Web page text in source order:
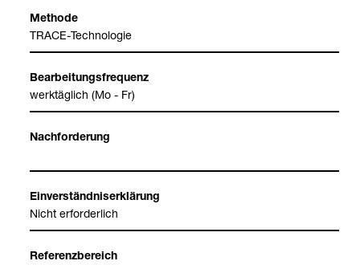
Methode
TRACE-​Tech­no­lo­gie
Bear­bei­tungs­fre­quenz
werk­täg­lich (Mo - Fr)
Nach­for­de­rung
Ein­ver­ständ­nis­er­klä­rung
Nicht erfor­der­lich
Refe­renz­be­reich